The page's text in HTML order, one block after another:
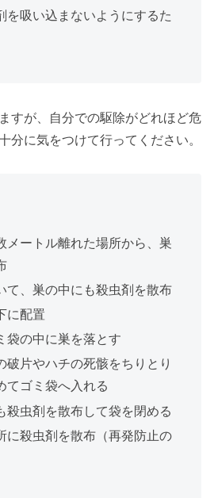
を吸い込まないようにするた
すが、自分での駆除がどれほど危
分に気をつけて行ってください。
メートル離れた場所から、巣
て、巣の中にも殺虫剤を散布
に配置
袋の中に巣を落とす
破片やハチの死骸をちりとり
てゴミ袋へ入れる
殺虫剤を散布して袋を閉める
に殺虫剤を散布（再発防止の